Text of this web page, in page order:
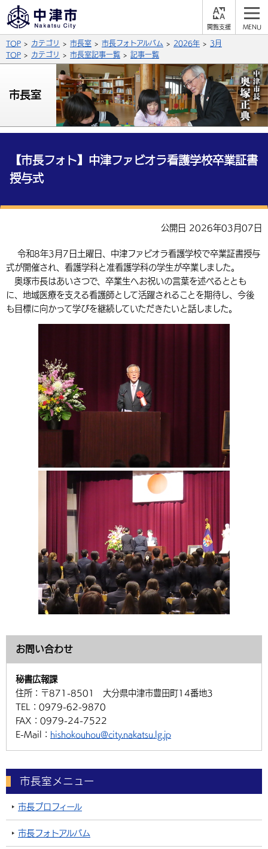
支
背景色
青 白
文字の大きさ
拡大 標準 縮小
英語（English） 中国語（簡体字）
中国語（繁体字） 韓国語（한국어）
組織案内
公式SNS
X (Twitter) YouTube
サイト内検索
総合メニュー
くらしの情報
届出・登録・証明 保険・年金
健康・予防
税金 住宅・インフラ
環境・衛生 生涯学習・スポーツ・人権
選挙 外国人の方向け情報
事業者の方へ
産業・雇用
農林水産業 税金
都市整備
施設情報 子どもを預ける
手当・助成 健康・医療
相談・支援・情報 計画・施策
観光・移住
観光なび スポットを探す
遊ぶ・体験する グルメ・食べる
移住・定住
市政情報
中津市について 市役所の紹介
行政・計画
TOP カテゴリ 市長室 市長フォトアルバム 2026年
3月
TOP
カテゴリ 市長室記事一覧 記事一覧
市長室
【市長フォト】中津ファビオラ看護学校卒業証書
授与式
公開日 2026年03月07日
令和8年3月7日土曜日、中津ファビオラ看護学校で卒業証書授与
式が開催され、看護学科と准看護学科の学生が卒業しました。
奥塚市長はあいさつで、卒業生へお祝いの言葉を述べるととも
に、地域医療を支える看護師として活躍されることを期待し、今後
も目標に向かって学びを継続していただきたいと話しました。
お問い合わせ
秘書広報課
住所： 〒871-8501 大分県中津市豊田町14番地3
TEL： 0979-62-9870
FAX： 0979-24-7522
E-Mail： hishokouhou@city.nakatsu.lg.jp
市長室メニュー
市長プロフィール
市長フォトアルバム